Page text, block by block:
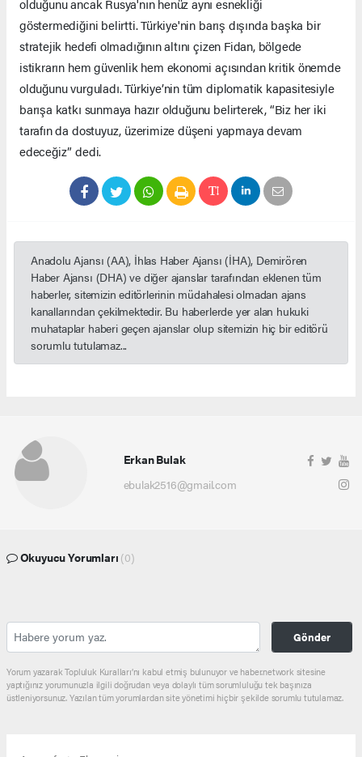
olduğunu ancak Rusya'nın henüz aynı esnekliği
göstermediğini belirtti. Türkiye'nin barış dışında başka bir
stratejik hedefi olmadığının altını çizen Fidan, bölgede
istikrarın hem güvenlik hem ekonomi açısından kritik önemde
olduğunu vurguladı. Türkiye’nin tüm diplomatik kapasitesiyle
barışa katkı sunmaya hazır olduğunu belirterek, “Biz her iki
tarafın da dostuyuz, üzerimize düşeni yapmaya devam
edeceğiz” dedi.
Anadolu Ajansı (AA), İhlas Haber Ajansı (İHA), Demirören
Haber Ajansı (DHA) ve diğer ajanslar tarafından eklenen tüm
haberler, sitemizin editörlerinin müdahalesi olmadan ajans
kanallarından çekilmektedir. Bu haberlerde yer alan hukuki
muhataplar haberi geçen ajanslar olup sitemizin hiç bir editörü
sorumlu tutulamaz...
Erkan Bulak
ebulak2516@gmail.com
Okuyucu Yorumları (0)
Gönder
Yorum yazarak Topluluk Kuralları’nı kabul etmiş bulunuyor ve haber.network sitesine
yaptığınız yorumunuzla ilgili doğrudan veya dolaylı tüm sorumluluğu tek başınıza
üstleniyorsunuz. Yazılan tüm yorumlardan site yönetimi hiçbir şekilde sorumlu tutulamaz.